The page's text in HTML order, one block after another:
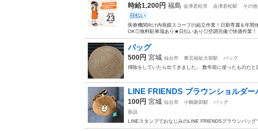
時給1,200円 福島 会津若松市 会津若松駅 その他
日払い
医療機関向け内視鏡スコープの組立作業！日勤専属＆年
OK◎無料駐車場あり★日払いあり◎空調完備で快適作業！
バッグ
500円 宮城 仙台市 東北福祉大前駅
バッグ
掃除をしていたら出てきました。 数年前に使ったものだ
LINE FRIENDS ブラウンショルダー
100円 宮城 仙台市 小鶴新田駅
バッグ
新品
LINEスタンプでおなじみのLINE FRIENDSブラウンバッグ